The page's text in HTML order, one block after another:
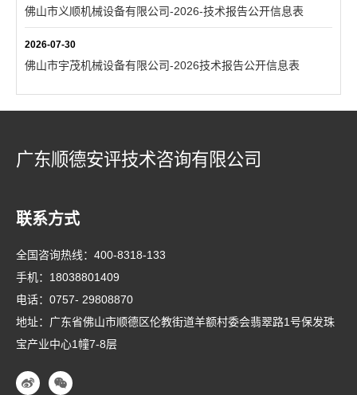
佛山市义顺机械设备有限公司-2026-技术报告公开信息表
2026-07-30
佛山市宇茂机械设备有限公司-2026技术报告公开信息表
广东顺德安评技术咨询有限公司
联系方式
全国咨询热线： 400-8318-133
手机： 18038801409
电话： 0757- 29808870
地址：广东省佛山市顺德区伦教街道羊额村委会翡翠路1号保发珠
宝产业中心1幢7-8层